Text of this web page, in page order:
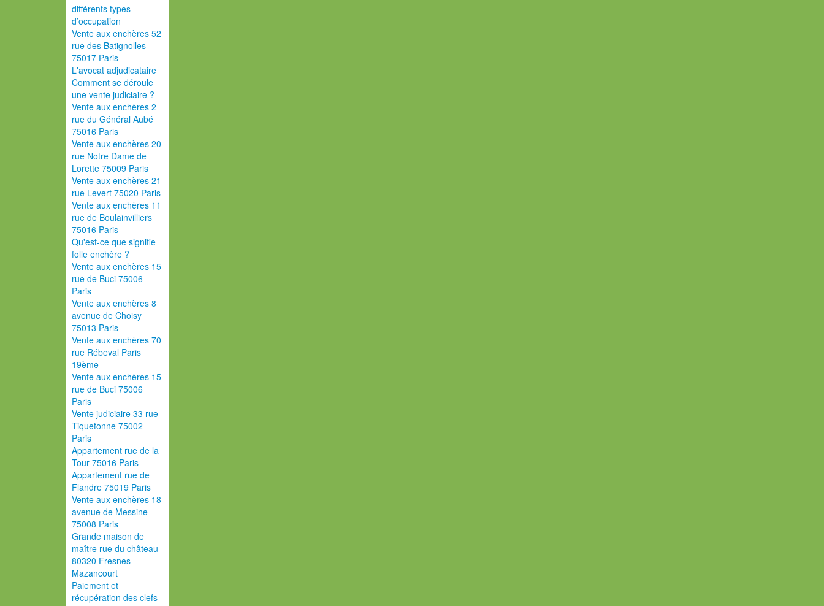
différents types
d’occupation
Vente aux enchères 52
rue des Batignolles
75017 Paris
L'avocat adjudicataire
Comment se déroule
une vente judiciaire ?
Vente aux enchères 2
rue du Général Aubé
75016 Paris
Vente aux enchères 20
rue Notre Dame de
Lorette 75009 Paris
Vente aux enchères 21
rue Levert 75020 Paris
Vente aux enchères 11
rue de Boulainvilliers
75016 Paris
Qu'est-ce que signifie
folle enchère ?
Vente aux enchères 15
rue de Buci 75006
Paris
Vente aux enchères 8
avenue de Choisy
75013 Paris
Vente aux enchères 70
rue Rébeval Paris
19ème
Vente aux enchères 15
rue de Buci 75006
Paris
Vente judiciaire 33 rue
Tiquetonne 75002
Paris
Appartement rue de la
Tour 75016 Paris
Appartement rue de
Flandre 75019 Paris
Vente aux enchères 18
avenue de Messine
75008 Paris
Grande maison de
maître rue du château
80320 Fresnes-
Mazancourt
Paiement et
récupération des clefs